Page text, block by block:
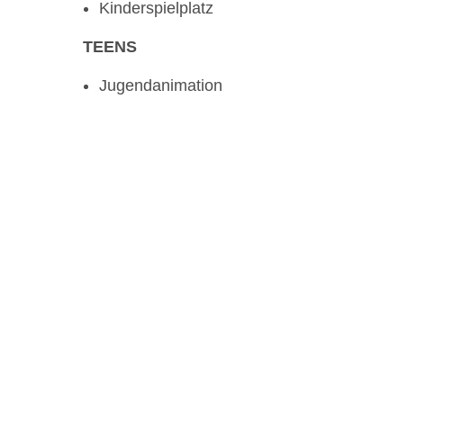
Kinderspielplatz
TEENS
Jugendanimation